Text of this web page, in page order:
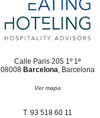
Calle Paris 205 1º 1ª
08008 Barcelona, Barcelona
Ver mapa
T. 93 518 60 11